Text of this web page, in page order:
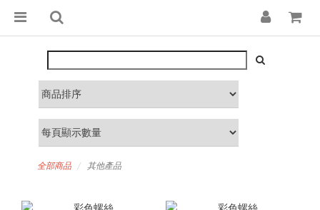
全部商品 其他產品